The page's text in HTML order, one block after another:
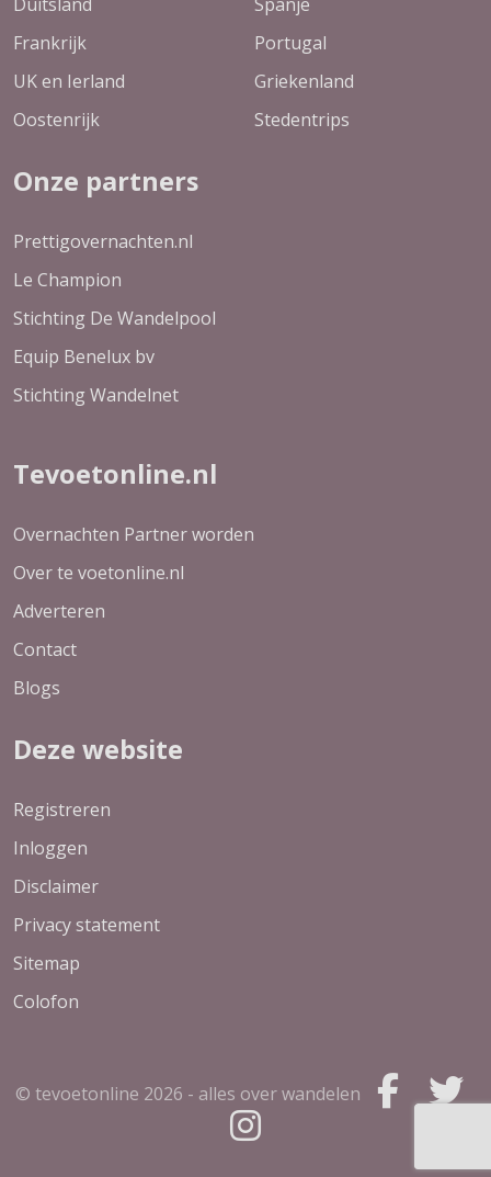
Frankrijk
UK en Ierland
Oostenrijk
Portugal
Griekenland
Stedentrips
Onze partners
Prettigovernachten.nl
Le Champion
Stichting De Wandelpool
Equip Benelux bv
Stichting Wandelnet
Tevoetonline.nl
Overnachten Partner worden
Over te voetonline.nl
Adverteren
Contact
Blogs
Deze website
Registreren
Inloggen
Disclaimer
Privacy statement
Sitemap
Colofon
© tevoetonline 2026 - alles over wandelen